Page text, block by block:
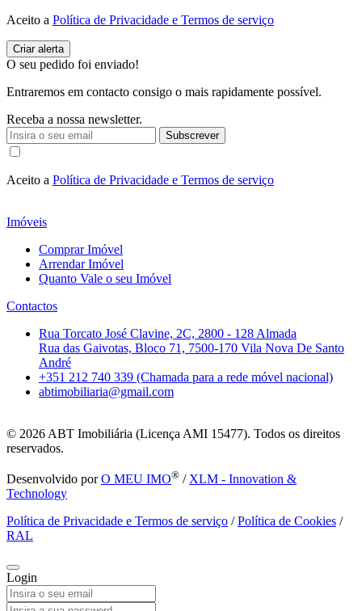
Aceito a Política de Privacidade e Termos de serviço
O seu pedido foi enviado!
Entraremos em contacto consigo o mais rapidamente possível.
Receba a nossa newsletter.
Subscrever
Aceito a Política de Privacidade e Termos de serviço
Imóveis
Comprar Imóvel
Arrendar Imóvel
Quanto Vale o seu Imóvel
Contactos
Rua Torcato José Clavine, 2C, 2800 - 128 Almada
Rua das Gaivotas, Bloco 71, 7500-170 Vila Nova De Santo
André
+351 212 740 339 (Chamada para a rede móvel nacional)
abtimobiliaria@gmail.com
© 2026 ABT Imobiliária (Licença AMI 15477). Todos os direitos
reservados.
Desenvolvido porO MEU IMO® / XLM - Innovation &
Technology
Política de Privacidade e Termos de serviço /Política de Cookies /
RAL
Login